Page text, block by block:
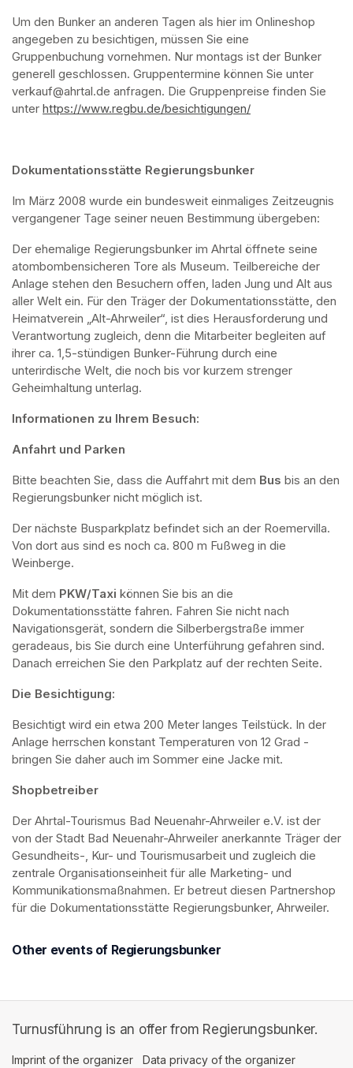
Um den Bunker an anderen Tagen als hier im Onlineshop
angegeben zu besichtigen, müssen Sie eine
Gruppenbuchung vornehmen. Nur montags ist der Bunker
generell geschlossen. Gruppentermine können Sie unter
verkauf@ahrtal.de anfragen. Die Gruppenpreise finden Sie
unter https://www.regbu.de/besichtigungen/
Dokumentationsstätte Regierungsbunker
Im März 2008 wurde ein bundesweit einmaliges Zeitzeugnis
vergangener Tage seiner neuen Bestimmung übergeben:
Der ehemalige Regierungsbunker im Ahrtal öffnete seine
atombombensicheren Tore als Museum. Teilbereiche der
Anlage stehen den Besuchern offen, laden Jung und Alt aus
aller Welt ein. Für den Träger der Dokumentationsstätte, den
Heimatverein „Alt-Ahrweiler“, ist dies Herausforderung und
Verantwortung zugleich, denn die Mitarbeiter begleiten auf
ihrer ca. 1,5-stündigen Bunker-Führung durch eine
unterirdische Welt, die noch bis vor kurzem strenger
Geheimhaltung unterlag.
Informationen zu Ihrem Besuch:
Anfahrt und Parken
Bitte beachten Sie, dass die Auffahrt mit dem Bus bis an den
Regierungsbunker nicht möglich ist.
Der nächste Busparkplatz befindet sich an der Roemervilla.
Von dort aus sind es noch ca. 800 m Fußweg in die
Weinberge.
Mit dem PKW/Taxi können Sie bis an die
Dokumentationsstätte fahren. Fahren Sie nicht nach
Navigationsgerät, sondern die Silberbergstraße immer
geradeaus, bis Sie durch eine Unterführung gefahren sind.
Danach erreichen Sie den Parkplatz auf der rechten Seite.
Die Besichtigung:
Besichtigt wird ein etwa 200 Meter langes Teilstück. In der
Anlage herrschen konstant Temperaturen von 12 Grad -
bringen Sie daher auch im Sommer eine Jacke mit.
Shopbetreiber
Der Ahrtal-Tourismus Bad Neuenahr-Ahrweiler e.V. ist der
von der Stadt Bad Neuenahr-Ahrweiler anerkannte Träger der
Gesundheits-, Kur- und Tourismusarbeit und zugleich die
zentrale Organisationseinheit für alle Marketing- und
Kommunikationsmaßnahmen. Er betreut diesen Partnershop
für die Dokumentationsstätte Regierungsbunker, Ahrweiler.
Other events of Regierungsbunker
Turnusführung is an offer from Regierungsbunker.
Imprint of the organizer (opens in a new tab)
Data privacy of the organizer